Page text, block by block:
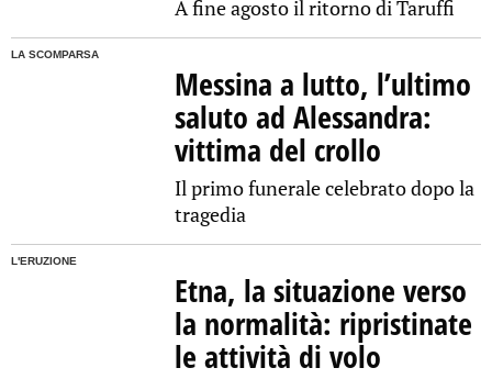
A fine agosto il ritorno di Taruffi
LA SCOMPARSA
Messina a lutto, l’ultimo
saluto ad Alessandra:
vittima del crollo
Il primo funerale celebrato dopo la
tragedia
L'ERUZIONE
Etna, la situazione verso
la normalità: ripristinate
le attività di volo